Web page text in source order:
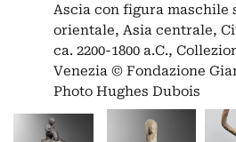
Ascia con figura maschile
orientale, Asia centrale,
ca. 2200-1800 a.C.,
Venezia © Fondazione
Photo Hughes Dubois